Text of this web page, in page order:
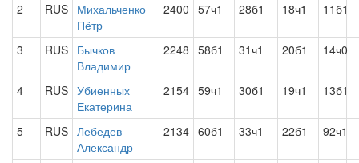
2 RUS Михальченко
Пётр
2400 57ч1 28б1 18ч1 11б1
3 RUS Бычков
Владимир
2248 58б1 31ч1 20б1 14ч0
4 RUS Убиенных
Екатерина
2154 59ч1 30б1 19ч1 13б1
5 RUS Лебедев
Александр
2134 60б1 33ч1 22б1 92ч1